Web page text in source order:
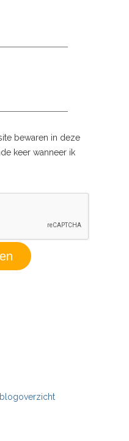
bewaren in deze
keer wanneer ik